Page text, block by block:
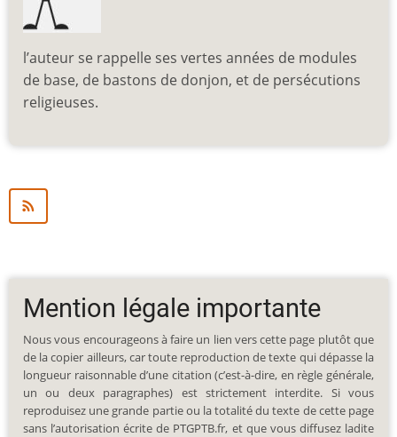
l’auteur se rappelle ses vertes années de modules
de base, de bastons de donjon, et de persécutions
religieuses.
Mention légale importante
Nous vous encourageons à faire un lien vers cette page plutôt que
de la copier ailleurs, car toute reproduction de texte qui dépasse la
longueur raisonnable d’une citation (c’est-à-dire, en règle générale,
un ou deux paragraphes) est strictement interdite. Si vous
reproduisez une grande partie ou la totalité du texte de cette page
sans l’autorisation écrite de PTGPTB.fr, et que vous diffusez ladite